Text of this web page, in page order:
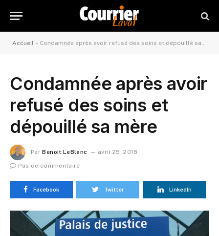
Accueil » Condamnée après avoir refusé des soins et dépouillé sa mère
Condamnée après avoir
refusé des soins et
dépouillé sa mère
Par Benoit LeBlanc
avril 25, 2018
Pas de commentaire
Facebook Twitter LinkedIn